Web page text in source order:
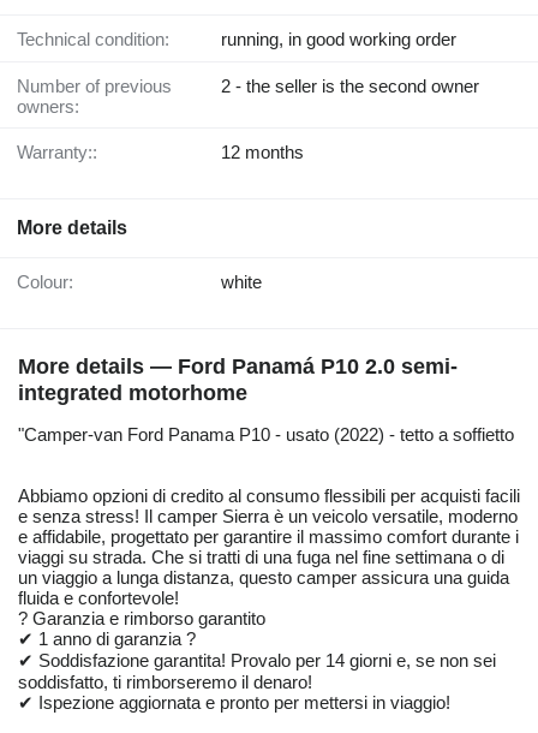
Technical condition: running, in good working order
Number of previous
owners:
2 - the seller is the second owner
Warranty:: 12 months
More details
Colour: white
More details — Ford Panamá P10 2.0 semi-
integrated motorhome
"Camper-van Ford Panama P10 - usato (2022) - tetto a soffietto
Abbiamo opzioni di credito al consumo flessibili per acquisti facili
e senza stress! Il camper Sierra è un veicolo versatile, moderno
e affidabile, progettato per garantire il massimo comfort durante i
viaggi su strada. Che si tratti di una fuga nel fine settimana o di
un viaggio a lunga distanza, questo camper assicura una guida
fluida e confortevole!
? Garanzia e rimborso garantito
✔ 1 anno di garanzia ?️
✔ Soddisfazione garantita! Provalo per 14 giorni e, se non sei
soddisfatto, ti rimborseremo il denaro!
✔ Ispezione aggiornata e pronto per mettersi in viaggio!